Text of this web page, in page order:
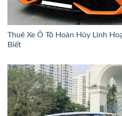
Thuê Xe Ô Tô Hoàn Hủy Linh
Biết